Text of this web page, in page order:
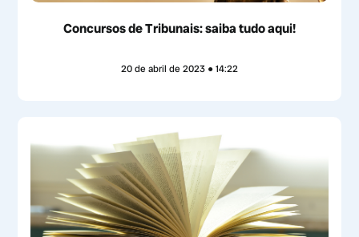
Concursos de Tribunais: saiba tudo aqui!
20 de abril de 2023 14:22